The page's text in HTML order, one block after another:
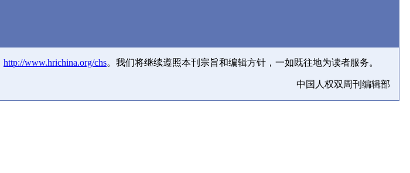
http://www.hrichina.org/chs。我们将继续遵照本刊宗旨和编辑方针，一如既往地为读者服务。
中国人权双周刊编辑部